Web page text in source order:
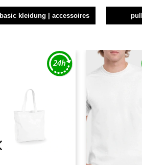
basic kleidung | accessoires